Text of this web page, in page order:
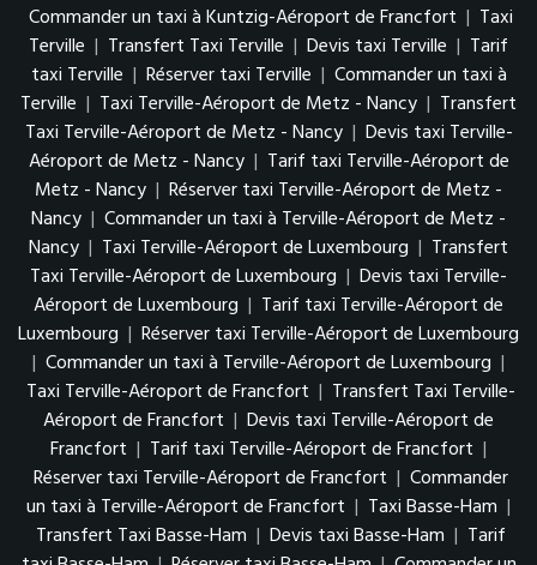
Commander un taxi à Kuntzig-Aéroport de Francfort | Taxi
Terville | Transfert Taxi Terville | Devis taxi Terville | Tarif
taxi Terville | Réserver taxi Terville | Commander un taxi à
Terville | Taxi Terville-Aéroport de Metz - Nancy | Transfert
Taxi Terville-Aéroport de Metz - Nancy | Devis taxi Terville-
Aéroport de Metz - Nancy | Tarif taxi Terville-Aéroport de
Metz - Nancy | Réserver taxi Terville-Aéroport de Metz -
Nancy | Commander un taxi à Terville-Aéroport de Metz -
Nancy | Taxi Terville-Aéroport de Luxembourg | Transfert
Taxi Terville-Aéroport de Luxembourg | Devis taxi Terville-
Aéroport de Luxembourg | Tarif taxi Terville-Aéroport de
Luxembourg | Réserver taxi Terville-Aéroport de Luxembourg
| Commander un taxi à Terville-Aéroport de Luxembourg |
Taxi Terville-Aéroport de Francfort | Transfert Taxi Terville-
Aéroport de Francfort | Devis taxi Terville-Aéroport de
Francfort | Tarif taxi Terville-Aéroport de Francfort |
Réserver taxi Terville-Aéroport de Francfort | Commander
un taxi à Terville-Aéroport de Francfort | Taxi Basse-Ham |
Transfert Taxi Basse-Ham | Devis taxi Basse-Ham | Tarif